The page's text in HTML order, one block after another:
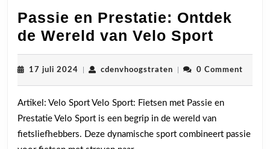
Passie en Prestatie: Ontdek
de Wereld van Velo Sport
en
Ontdek
de
Wereld
van
17 juli 2024 17
cdenvhoogstratencdenvhoogstraten
0 Comment
Artikel: Velo Sport Velo Sport: Fietsen met Passie en
Prestatie Velo Sport is een begrip in de wereld van
fietsliefhebbers. Deze dynamische sport combineert passie